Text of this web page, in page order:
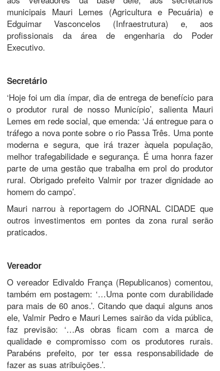
municipais Mauri Lemes (Agricultura e Pecuária) e
Edguimar Vasconcelos (Infraestrutura) e, aos
profissionais da área de engenharia do Poder
Executivo.
Secretário
‘Hoje foi um dia ímpar, dia de entrega de benefício para
o produtor rural de nosso Município’, salienta Mauri
Lemes em rede social, que emenda: ‘Já entregue para o
tráfego a nova ponte sobre o rio Passa Três. Uma ponte
moderna e segura, que irá trazer àquela população,
melhor trafegabilidade e segurança. É uma honra fazer
parte de uma gestão que trabalha em prol do produtor
rural. Obrigado prefeito Valmir por trazer dignidade ao
homem do campo’.
Mauri narrou à reportagem do JORNAL CIDADE que
outros investimentos em pontes da zona rural serão
praticados.
Vereador
O vereador Edivaldo França (Republicanos) comentou,
também em postagem: ‘…Uma ponte com durabilidade
para mais de 60 anos.’. Citando que daqui alguns anos
ele, Valmir Pedro e Mauri Lemes sairão da vida pública,
faz previsão: ‘…As obras ficam com a marca de
qualidade e compromisso com os produtores rurais.
Parabéns prefeito, por ter essa responsabilidade de
fazer as suas atribuições.’.